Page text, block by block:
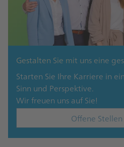
Gestalten Sie mit uns eine
Starten Sie Ihre Karriere in
Sinn und Perspektive.
Wir freuen uns auf Sie!
Offene